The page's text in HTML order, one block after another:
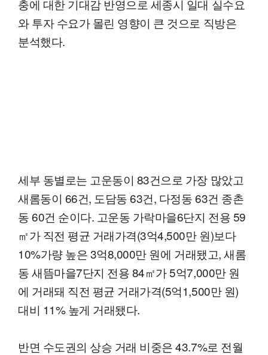
충에 대한 기대감 반영으로 세종시 일대 실수요
와 투자 수요가 몰린 영향이 큰 것으로 직방은
분석했다.
세부 동별로는 고운동이 83건으로 가장 많았고
새롬동이 66건, 도담동 63건, 다정동 63건 종촌
동 60건 순이다. 고운동 가락마을6단지 전용 59
㎡가 직전 평균 거래가격(3억4,500만 원)보다
10%가량 높은 3억8,000만 원에 거래됐고, 새롬
동 새뜸마을7단지 전용 84㎡가 5억7,000만 원
에 거래돼 직전 평균 거래가격(5억1,500만 원)
대비 11% 높게 거래됐다.
반면 수도권의 상승 거래 비중은 43.7%로 전월